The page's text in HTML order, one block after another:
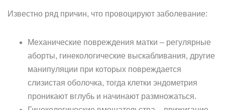
Известно ряд причин, что провоцируют заболевание:
Механические повреждения матки – регулярные
аборты, гинекологические выскабливания, другие
манипуляции при которых повреждается
слизистая оболочка, тогда клетки эндометрия
проникают вглубь и начинают размножаться.